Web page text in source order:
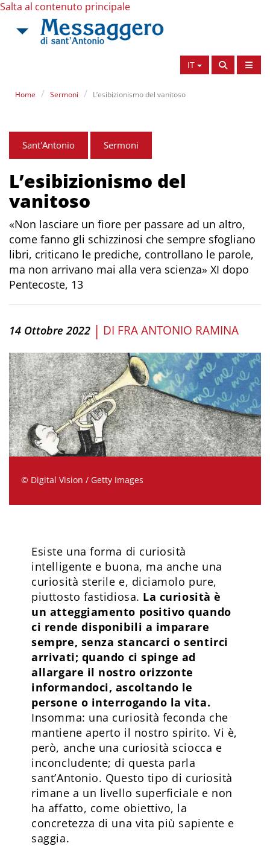
Salta al contenuto principale
IT
Home Sermoni L’esibizionismo del vanitoso
Sant'Antonio Sermoni
L’esibizionismo del
vanitoso
«Non lasciare un fiore per passare ad un altro,
come fanno gli schizzinosi che sempre sfogliano
libri, criticano le prediche, controllano le parole,
ma non arrivano mai alla vera scienza» XI dopo
Pentecoste, 13
14 Ottobre 2022 | DI FRA ANTONIO RAMINA
© Digital Vision / Getty Images
Esiste una forma di curiosità
intelligente e buona, ma anche una
curiosità sterile e, diciamolo pure,
piuttosto fastidiosa. La curiosità è
un atteggiamento positivo quando
ci rende disponibili a imparare
sempre, senza stancarci o sentirci
arrivati; quando ci spinge ad
allargare il nostro orizzonte
informandoci, ascoltando le
persone o interrogando la vita.
Insomma: una curiosità feconda che
mantiene aperto il nostro spirito. Vi è,
però, anche una curiosità sciocca e
inconcludente; di questa parla
sant’Antonio. Questo tipo di curiosità
rimane a un livello superficiale e non
ha affatto, come obiettivo, la
concretezza di una vita più sapiente e
saggia.